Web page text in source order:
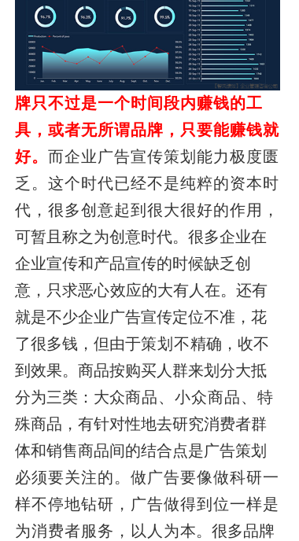
牌只不过是一个时间段内赚钱的工
具，或者无所谓品牌，只要能赚钱就
好。而企业广告宣传策划能力极度匮
乏。这个时代已经不是纯粹的资本时
代，很多创意起到很大很好的作用，
可暂且称之为创意时代。很多企业在
企业宣传和产品宣传的时候缺乏创
意，只求恶心效应的大有人在。还有
就是不少企业广告宣传定位不准，花
了很多钱，但由于策划不精确，收不
到效果。商品按购买人群来划分大抵
分为三类：大众商品、小众商品、特
殊商品，有针对性地去研究消费者群
体和销售商品间的结合点是广告策划
必须要关注的。做广告要像做科研一
样不停地钻研，广告做得到位一样是
为消费者服务，以人为本。很多品牌